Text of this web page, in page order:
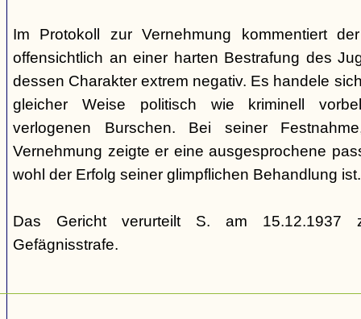
Im Protokoll zur Vernehmung kommentiert
offensichtlich an einer harten Bestrafung des
dessen Charakter extrem negativ. Es handele
gleicher Weise politisch wie kriminell
verlogenen Burschen. Bei seiner
Vernehmung zeigte er eine ausgesprochene
wohl der Erfolg seiner glimpflichen Behandlung
Das Gericht verurteilt S. am 15.12.1937
Gefägnisstrafe.